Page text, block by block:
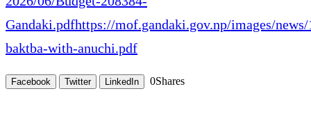
Gandaki.pdfhttps://mof.gandaki.gov.np/images/
baktba-with-anuchi.pdf
Facebook Twitter LinkedIn 0Shares